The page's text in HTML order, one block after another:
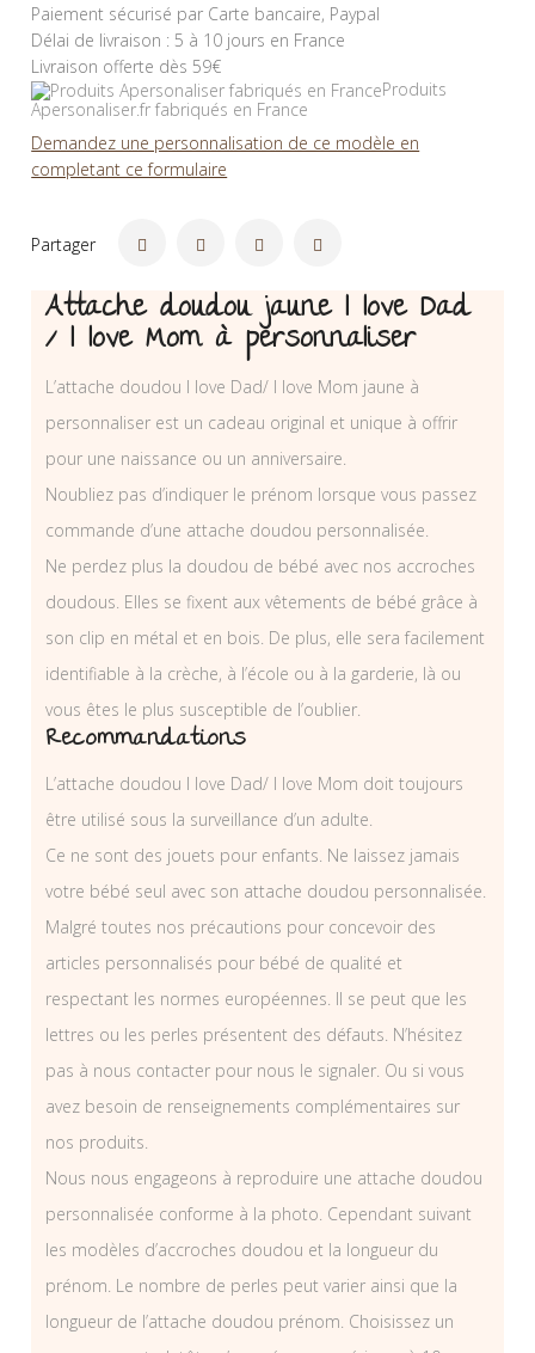
Paiement sécurisé par Carte bancaire, Paypal
Délai de livraison : 5 à 10 jours en France
Livraison offerte dès 59€
Produits
Apersonaliser.fr fabriqués en France
Demandez une personnalisation de ce modèle en
completant ce formulaire
Partager
Attache doudou jaune I love Dad
/ I love Mom à personnaliser
L’attache doudou I love Dad/ I love Mom jaune à
personnaliser est un cadeau original et unique à offrir
pour une naissance ou un anniversaire.
Noubliez pas d’indiquer le prénom lorsque vous passez
commande d’une attache doudou personnalisée.
Ne perdez plus la doudou de bébé avec nos accroches
doudous. Elles se fixent aux vêtements de bébé grâce à
son clip en métal et en bois. De plus, elle sera facilement
identifiable à la crèche, à l’école ou à la garderie, là ou
vous êtes le plus susceptible de l’oublier.
Recommandations
L’attache doudou I love Dad/ I love Mom doit toujours
être utilisé sous la surveillance d’un adulte.
Ce ne sont des jouets pour enfants. Ne laissez jamais
votre bébé seul avec son attache doudou personnalisée.
Malgré toutes nos précautions pour concevoir des
articles personnalisés pour bébé de qualité et
respectant les normes européennes. Il se peut que les
lettres ou les perles présentent des défauts. N’hésitez
pas à nous contacter pour nous le signaler. Ou si vous
avez besoin de renseignements complémentaires sur
nos produits.
Nous nous engageons à reproduire une attache doudou
personnalisée conforme à la photo. Cependant suivant
les modèles d’accroches doudou et la longueur du
prénom. Le nombre de perles peut varier ainsi que la
longueur de l’attache doudou prénom. Choisissez un